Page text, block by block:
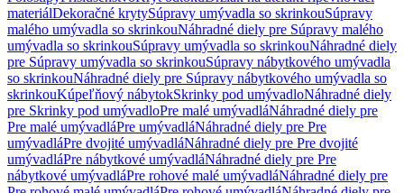
materiálDekoračné krytySúpravy umývadla so skrinkouSúpravy
malého umývadla so skrinkouNáhradné diely pre Súpravy malého
umývadla so skrinkouSúpravy umývadla so skrinkouNáhradné diely
pre Súpravy umývadla so skrinkouSúpravy nábytkového umývadla
so skrinkouNáhradné diely pre Súpravy nábytkového umývadla so
skrinkouKúpeľňový nábytokSkrinky pod umývadloNáhradné diely
pre Skrinky pod umývadloPre malé umývadláNáhradné diely pre
Pre malé umývadláPre umývadláNáhradné diely pre Pre
umývadláPre dvojité umývadláNáhradné diely pre Pre dvojité
umývadláPre nábytkové umývadláNáhradné diely pre Pre
nábytkové umývadláPre rohové malé umývadláNáhradné diely pre